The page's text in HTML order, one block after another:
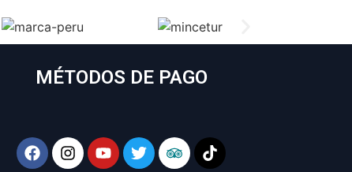
MÉTODOS DE PAGO